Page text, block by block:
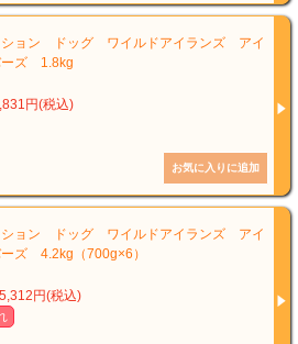
ション ドッグ ワイルドアイランズ アイ
ーズ 1.8kg
円(税込)
ション ドッグ ワイルドアイランズ アイ
ズ 4.2kg（700g×6）
円(税込)